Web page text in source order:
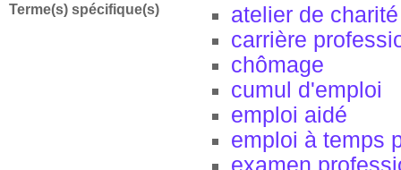
Terme(s) spécifique(s)
atelier de charité
carrière
chômage
cumul d'emploi
emploi aidé
emploi à temps
examen